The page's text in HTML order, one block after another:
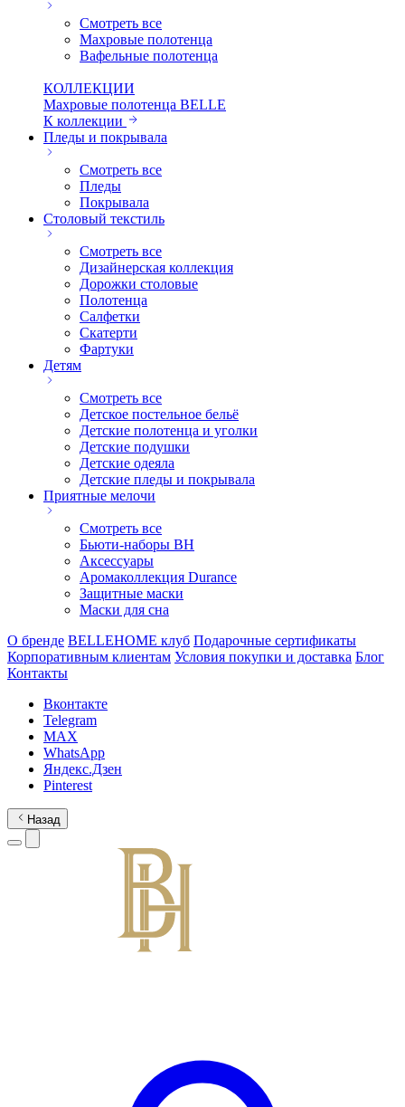
Смотреть все
Махровые полотенца
Вафельные полотенца
КОЛЛЕКЦИИ
Махровые полотенца BELLE
К коллекции
Пледы и покрывала
Смотреть все
Пледы
Покрывала
Столовый текстиль
Смотреть все
Дизайнерская коллекция
Дорожки столовые
Полотенца
Салфетки
Скатерти
Фартуки
Детям
Смотреть все
Детское постельное бельё
Детские полотенца и уголки
Детские подушки
Детские одеяла
Детские пледы и покрывала
Приятные мелочи
Смотреть все
Бьюти-наборы ВН
Аксессуары
Аромаколлекция Durance
Защитные маски
Маски для сна
О бренде BELLEHOME клуб Подарочные сертификаты
Корпоративным клиентам Условия покупки и доставка Блог
Контакты
Вконтакте
Telegram
MAX
WhatsApp
Яндекс.Дзен
Pinterest
Назад